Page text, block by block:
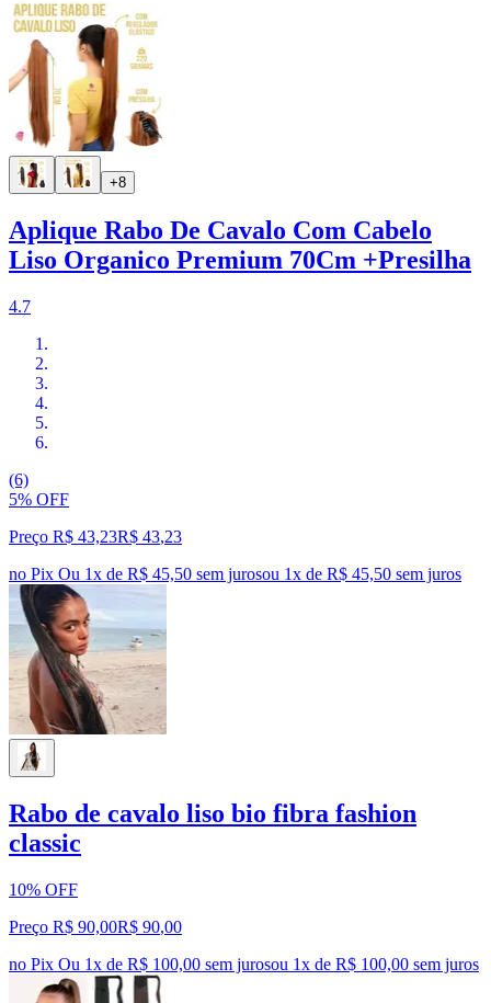
+8
Aplique Rabo De Cavalo Com Cabelo
Liso Organico Premium 70Cm +Presilha
4.7
(6)
5% OFF
Preço R$ 43,23R$ 43,23
no Pix Ou 1x de R$ 45,50 sem jurosou 1x de R$ 45,50 sem juros
Rabo de cavalo liso bio fibra fashion
classic
10% OFF
Preço R$ 90,00R$ 90,00
no Pix Ou 1x de R$ 100,00 sem jurosou 1x de R$ 100,00 sem juros